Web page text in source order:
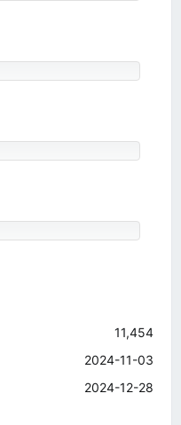
11,454
2024-11-03
2024-12-28